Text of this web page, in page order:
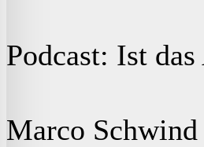
Podcast: Ist
Marco